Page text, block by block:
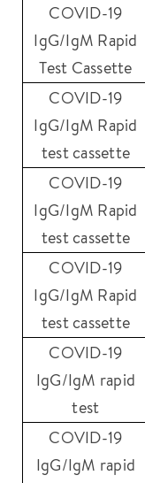
COVID-19
IgG/IgM Rapid
Test Cassette
COVID-19
IgG/IgM Rapid
test cassette
COVID-19
IgG/IgM Rapid
test cassette
COVID-19
IgG/IgM Rapid
test cassette
COVID-19
IgG/IgM rapid
test
COVID-19
IgG/IgM rapid